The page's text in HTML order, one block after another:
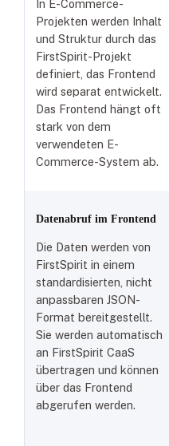
In E-Commerce-
Projekten werden Inhalt
und Struktur durch das
FirstSpirit-Projekt
definiert, das Frontend
wird separat entwickelt.
Das Frontend hängt oft
stark von dem
verwendeten E-
Commerce-System ab.
Datenabruf im Frontend
Die Daten werden von
FirstSpirit in einem
standardisierten, nicht
anpassbaren JSON-
Format bereitgestellt.
Sie werden automatisch
an FirstSpirit CaaS
übertragen und können
über das Frontend
abgerufen werden.